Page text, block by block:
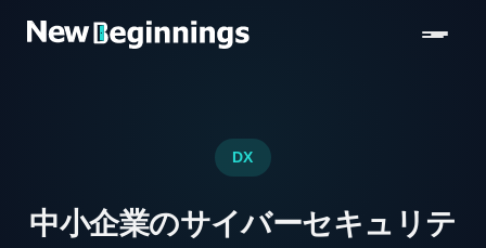
DX
中小企業のサイバーセキュリテ